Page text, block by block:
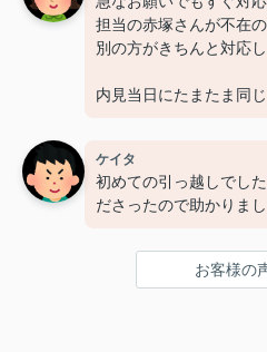
担当の赤塚さんが不在
別の方がきちんと対応
内見当日にたまたま同
おかげで希望に合ったお
お部屋明け渡しまで
時間が短かったのに素早
赤塚さん、レントライズ
ケイタ
初めての引っ越しでし
ださったので助かりまし
お客様の